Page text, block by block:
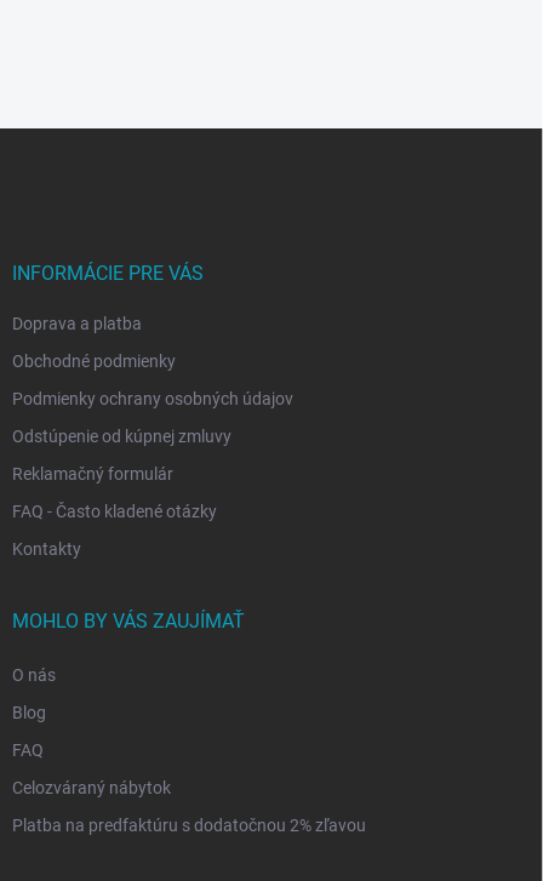
INFORMÁCIE PRE VÁS
Doprava a platba
Obchodné podmienky
Podmienky ochrany osobných údajov
Odstúpenie od kúpnej zmluvy
Reklamačný formulár
FAQ - Často kladené otázky
Kontakty
MOHLO BY VÁS ZAUJÍMAŤ
O nás
Blog
FAQ
Celozváraný nábytok
Platba na predfaktúru s dodatočnou 2% zľavou